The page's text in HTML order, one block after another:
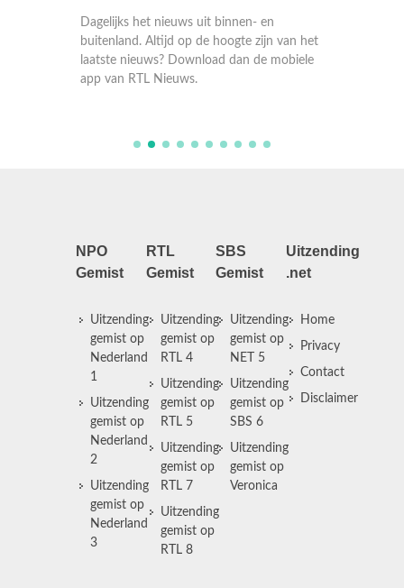
Dagelijks het nieuws uit binnen- en
buitenland. Altijd op de hoogte zijn van het
laatste nieuws? Download dan de mobiele
app van RTL Nieuws.
NPO
Gemist
Uitzending
gemist op
Nederland
1
Uitzending
gemist op
Nederland
2
Uitzending
gemist op
Nederland
3
RTL
Gemist
Uitzending
gemist op
RTL 4
Uitzending
gemist op
RTL 5
Uitzending
gemist op
RTL 7
Uitzending
gemist op
RTL 8
SBS
Gemist
Uitzending
gemist op
NET 5
Uitzending
gemist op
SBS 6
Uitzending
gemist op
Veronica
Uitzending
.net
Home
Privacy
Contact
Disclaimer